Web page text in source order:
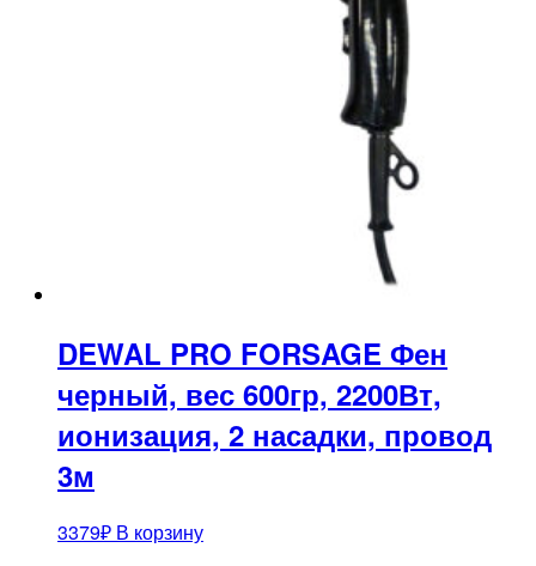
DEWAL PRO FORSAGE Фен
черный, вес 600гр, 2200Вт,
ионизация, 2 насадки, провод
3м
3379₽ В корзину